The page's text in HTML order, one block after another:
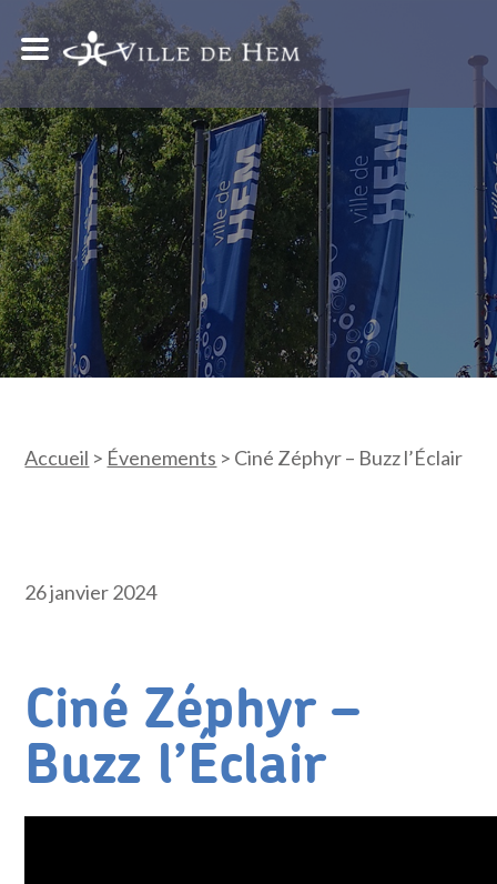
Accueil > Évenements > Ciné Zéphyr – Buzz l’Éclair
26 janvier 2024
Ciné Zéphyr –
Buzz l’Éclair